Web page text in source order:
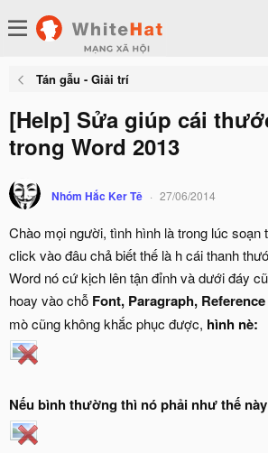
Tán gẫu - Giải trí
[Help] Sửa giúp cái
trong Word 2013
Nhóm Hắc Ker Tê 27/06/2014
Chào mọi người, tình hình là trong lúc soạn
click vào đâu chả biết thế là h cái thanh
Word nó cứ kịch lên tận đỉnh và dưới đáy
hoay vào chỗ Font, Paragraph,
mò cũng không khắc phục được, hình nè:
Nếu bình thường thì nó phải như thế